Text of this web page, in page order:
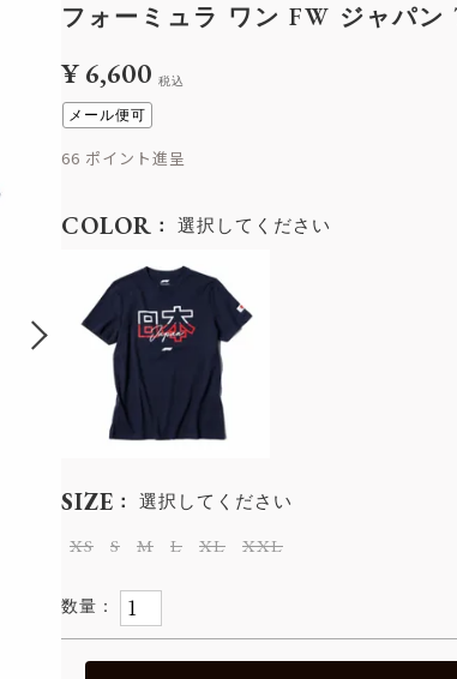
リクルート
フォーミュラ ワン FW ジャパン
¥6,600 税込
メール便可
66
SIZE 選択してください
XS
S M L XL XXL
COLOR 選択してください